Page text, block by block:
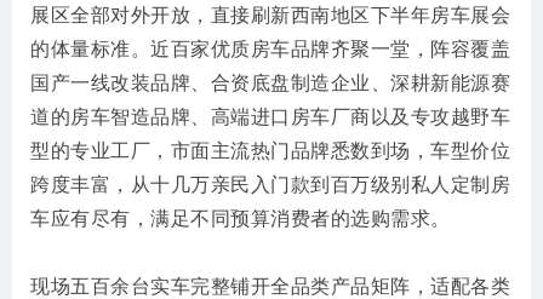
展区全部对外开放，直接刷新西南地区下半年房车展会
的体量标准。近百家优质房车品牌齐聚一堂，阵容覆盖
国产一线改装品牌、合资底盘制造企业、深耕新能源赛
道的房车智造品牌、高端进口房车厂商以及专攻越野车
型的专业工厂，市面主流热门品牌悉数到场，车型价位
跨度丰富，从十几万亲民入门款到百万级别私人定制房
车应有尽有，满足不同预算消费者的选购需求。
现场五百余台实车完整铺开全品类产品矩阵，适配各类